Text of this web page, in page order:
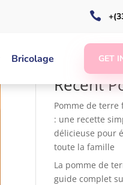

Bricolage GET
Recent
Pomme de terre
: une recette
délicieuse pour
toute la famille
La pomme de
guide complet